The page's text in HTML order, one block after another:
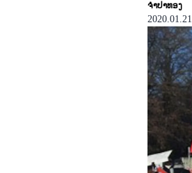
ຈໍາປາທອງ
2020.01.21